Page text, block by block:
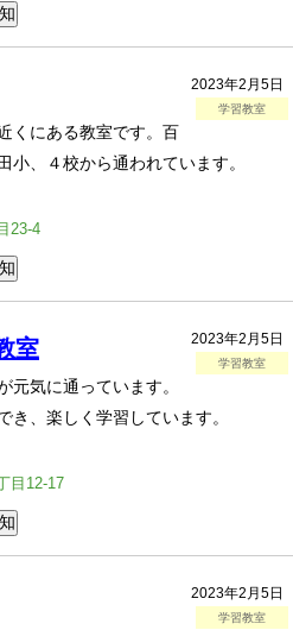
2023年2月5日
学習教室
くにある教室です。百
小、４校から通われています。
23-4
2023年2月5日
学習教室
室
元気に通っています。
き、楽しく学習しています。
目12-17
2023年2月5日
学習教室